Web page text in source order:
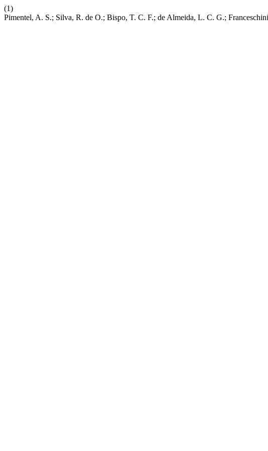
(1)
Pimentel, A. S.; Silva, R. de O.; Bispo, T. C. F.; de Almeida, L. C. G.;